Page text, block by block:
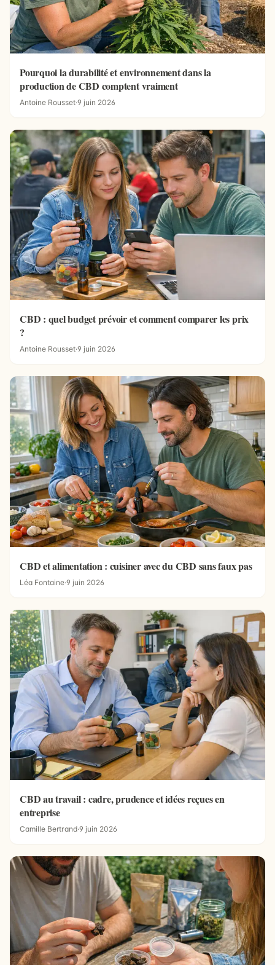
Pourquoi la durabilité et environnement dans la
production de CBD comptent vraiment
Antoine Rousset·9 juin 2026
CBD : quel budget prévoir et comment comparer les prix
?
Antoine Rousset·9 juin 2026
CBD et alimentation : cuisiner avec du CBD sans faux pas
Léa Fontaine·9 juin 2026
CBD au travail : cadre, prudence et idées reçues en
entreprise
Camille Bertrand·9 juin 2026